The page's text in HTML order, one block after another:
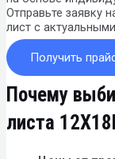
Отправьте заявку
лист с
Получить
Почему
листа